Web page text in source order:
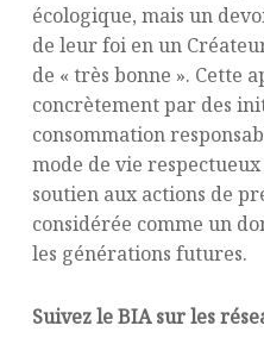
écologique, mais un
de leur foi en un
de « très bonne ». Cette
concrètement par des
consommation
mode de vie
soutien aux actions de
considérée comme un
les générations futures.
Suivez le BIA sur les